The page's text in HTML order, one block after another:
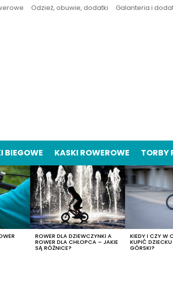
Odzież, obuwie, dodatki Galanteria i
BIEGOWE KASKI ROWEROWE TORBY
ROWER DLA DZIEWCZYNKI A
ROWER DLA CHŁOPCA – JAKIE
SĄ RÓŻNICE?
KIEDY I CZY W
KUPIĆ DZIECKU
GÓRSKI?